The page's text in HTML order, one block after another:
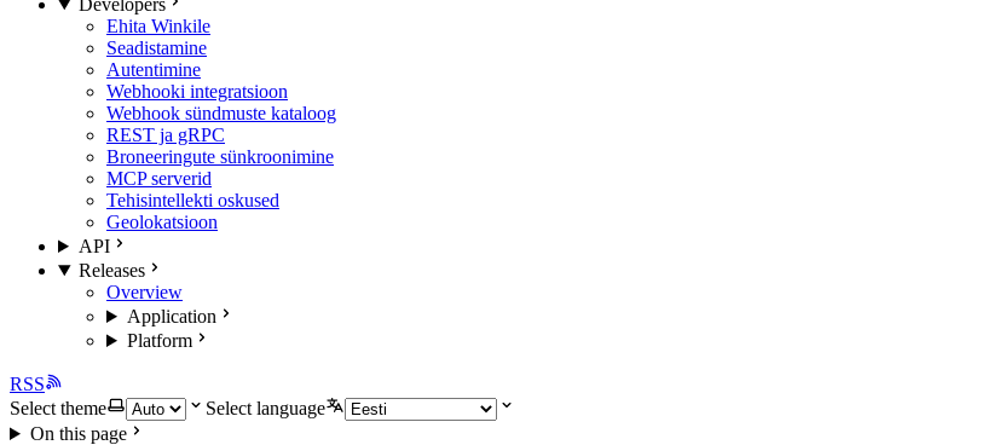
Developers
Ehita Winkile
Seadistamine
Autentimine
Webhooki integratsioon
Webhook sündmuste kataloog
REST ja gRPC
Broneeringute sünkroonimine
MCP serverid
Tehisintellekti oskused
Geolokatsioon
API
Releases
Overview
Application
Platform
RSS
Select theme
Select language
On this page